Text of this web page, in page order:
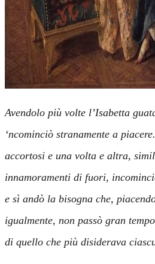
Avendolo più volte l’Isabetta
‘ncominciò stranamente a
accortosi e una volta e altra,
innamoramenti di fuori,
e sì andò la bisogna che,
igualmente, non passò gran
di quello che più disiderava